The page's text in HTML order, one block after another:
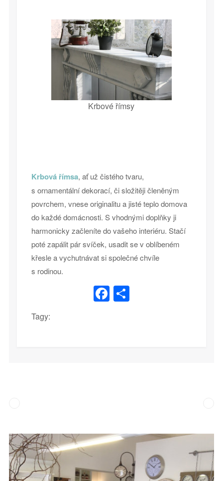
Krbové římsy
Krbová římsa, ať už čistého tvaru,
s ornamentální dekorací, či složitěji členěným
povrchem, vnese originalitu a jisté teplo domova
do každé domácnosti. S vhodnými doplňky ji
harmonicky začleníte do vašeho interiéru. Stačí
poté zapálit pár svíček, usadit se v oblíbeném
křesle a vychutnávat si společné chvíle
s rodinou.
Facebook
Share
Tagy: